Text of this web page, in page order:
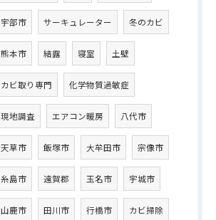
宇部市 サーキュレーター 冬のカビ
熊本市 結露 寝室 土壁
カビ取り専門 化学物質過敏症
現地調査 エアコン暖房 八代市
天草市 飯塚市 大牟田市 宗像市
糸島市 遠賀郡 玉名市 宇城市
山鹿市 田川市 行橋市 カビ掃除